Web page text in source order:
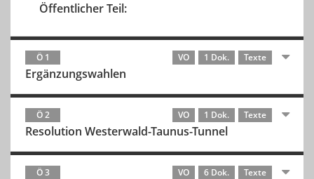
Öffentlicher Teil:
Ö 1 VO 1 Dok. Texte
Ergänzungswahlen
Ö 2 VO 1 Dok. Texte
Resolution Westerwald-Taunus-Tunnel
Ö 3 VO 6 Dok. Texte